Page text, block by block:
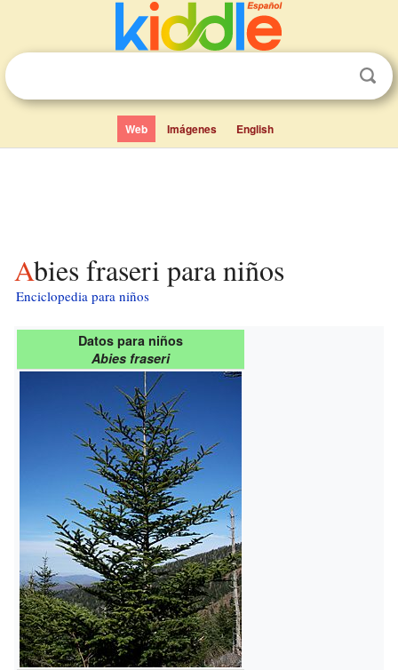
Web Imágenes English
Abies fraseri para niños
Enciclopedia para niños
Datos para niños
Abies fraseri